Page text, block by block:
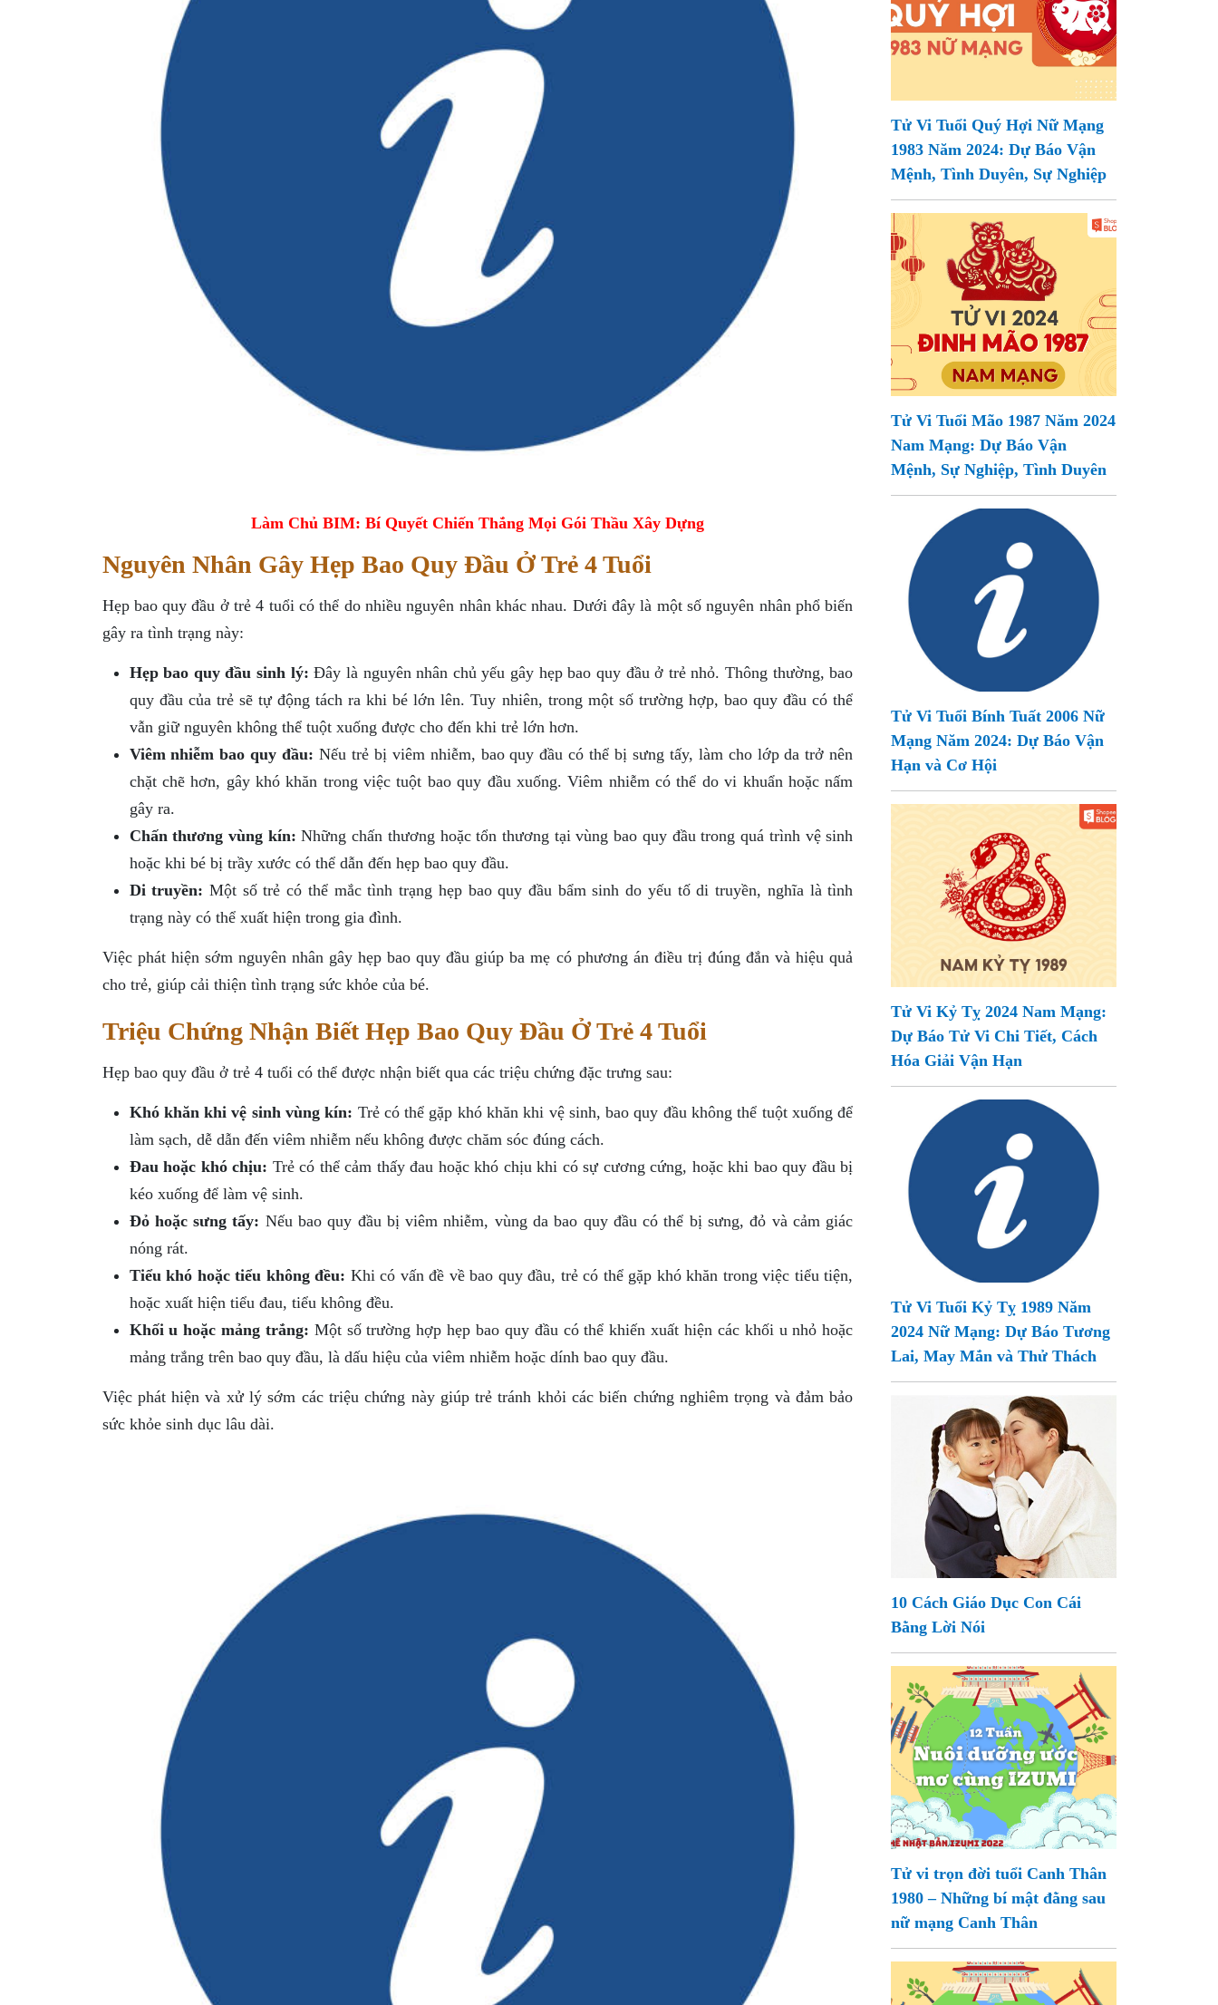
Làm Chủ BIM: Bí Quyết Chiến Thắng Mọi Gói Thầu Xây Dựng
Nguyên Nhân Gây Hẹp Bao Quy Đầu Ở Trẻ 4 Tuổi
Hẹp bao quy đầu ở trẻ 4 tuổi có thể do nhiều nguyên nhân khác nhau. Dưới đây là một số nguyên nhân phổ biến
gây ra tình trạng này:
Hẹp bao quy đầu sinh lý: Đây là nguyên nhân chủ yếu gây hẹp bao quy đầu ở trẻ nhỏ. Thông thường, bao
quy đầu của trẻ sẽ tự động tách ra khi bé lớn lên. Tuy nhiên, trong một số trường hợp, bao quy đầu có thể
vẫn giữ nguyên không thể tuột xuống được cho đến khi trẻ lớn hơn.
Viêm nhiễm bao quy đầu: Nếu trẻ bị viêm nhiễm, bao quy đầu có thể bị sưng tấy, làm cho lớp da trở nên
chặt chẽ hơn, gây khó khăn trong việc tuột bao quy đầu xuống. Viêm nhiễm có thể do vi khuẩn hoặc nấm
gây ra.
Chấn thương vùng kín: Những chấn thương hoặc tổn thương tại vùng bao quy đầu trong quá trình vệ sinh
hoặc khi bé bị trầy xước có thể dẫn đến hẹp bao quy đầu.
Di truyền: Một số trẻ có thể mắc tình trạng hẹp bao quy đầu bẩm sinh do yếu tố di truyền, nghĩa là tình
trạng này có thể xuất hiện trong gia đình.
Việc phát hiện sớm nguyên nhân gây hẹp bao quy đầu giúp ba mẹ có phương án điều trị đúng đắn và hiệu quả
cho trẻ, giúp cải thiện tình trạng sức khỏe của bé.
Triệu Chứng Nhận Biết Hẹp Bao Quy Đầu Ở Trẻ 4 Tuổi
Hẹp bao quy đầu ở trẻ 4 tuổi có thể được nhận biết qua các triệu chứng đặc trưng sau:
Khó khăn khi vệ sinh vùng kín: Trẻ có thể gặp khó khăn khi vệ sinh, bao quy đầu không thể tuột xuống để
làm sạch, dễ dẫn đến viêm nhiễm nếu không được chăm sóc đúng cách.
Đau hoặc khó chịu: Trẻ có thể cảm thấy đau hoặc khó chịu khi có sự cương cứng, hoặc khi bao quy đầu bị
kéo xuống để làm vệ sinh.
Đỏ hoặc sưng tấy: Nếu bao quy đầu bị viêm nhiễm, vùng da bao quy đầu có thể bị sưng, đỏ và cảm giác
nóng rát.
Tiểu khó hoặc tiểu không đều: Khi có vấn đề về bao quy đầu, trẻ có thể gặp khó khăn trong việc tiểu tiện,
hoặc xuất hiện tiểu đau, tiểu không đều.
Khối u hoặc mảng trắng: Một số trường hợp hẹp bao quy đầu có thể khiến xuất hiện các khối u nhỏ hoặc
mảng trắng trên bao quy đầu, là dấu hiệu của viêm nhiễm hoặc dính bao quy đầu.
Việc phát hiện và xử lý sớm các triệu chứng này giúp trẻ tránh khỏi các biến chứng nghiêm trọng và đảm bảo
sức khỏe sinh dục lâu dài.
Tử Vi Tuổi Quý Hợi Nữ Mạng
1983 Năm 2024: Dự Báo Vận
Mệnh, Tình Duyên, Sự Nghiệp
Tử Vi Tuổi Mão 1987 Năm 2024
Nam Mạng: Dự Báo Vận
Mệnh, Sự Nghiệp, Tình Duyên
Tử Vi Tuổi Bính Tuất 2006 Nữ
Mạng Năm 2024: Dự Báo Vận
Hạn và Cơ Hội
Tử Vi Kỷ Tỵ 2024 Nam Mạng:
Dự Báo Tử Vi Chi Tiết, Cách
Hóa Giải Vận Hạn
Tử Vi Tuổi Kỷ Tỵ 1989 Năm
2024 Nữ Mạng: Dự Báo Tương
Lai, May Mắn và Thử Thách
10 Cách Giáo Dục Con Cái
Bằng Lời Nói
Tử vi trọn đời tuổi Canh Thân
1980 – Những bí mật đằng sau
nữ mạng Canh Thân